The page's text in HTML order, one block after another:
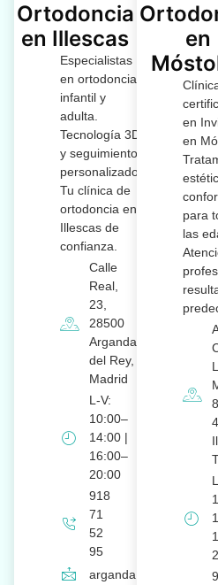
Ortodoncia
en Illescas
Especialistas
en ortodoncia
infantil y
adulta.
Tecnología 3D
y seguimiento
personalizado.
Tu clínica de
ortodoncia en
Illescas de
confianza.
Calle
Real,
23,
28500
Arganda
del Rey,
Madrid
L-V:
10:00–
14:00 |
16:00–
20:00
918
71
52
95
en
en
en
para
las